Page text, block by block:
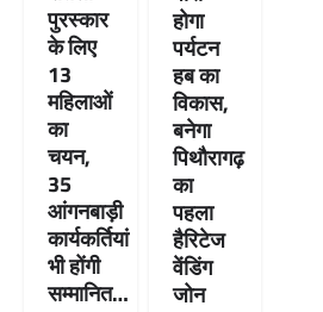
पुरस्कार
के लिए
13
महिलाओं
का
चयन,
35
आंगनबाड़ी
कार्यकर्तियां
भी होंगी
सम्मानित…
होगा
पर्यटन
हब का
विकास,
बनेगा
पिथौरागढ़
का
पहला
हैरिटेज
वेंडिंग
जोन